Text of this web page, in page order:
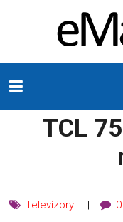
TCL
Televízory